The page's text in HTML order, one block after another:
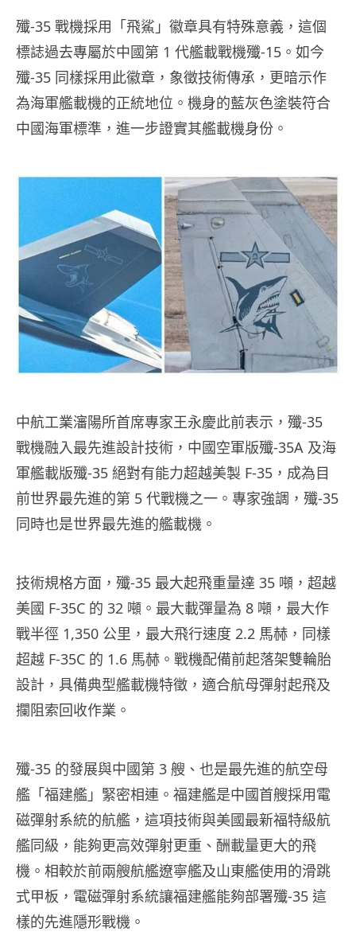
殲-35 戰機採用「飛鯊」徽章具有特殊意義，這個
標誌過去專屬於中國第 1 代艦載戰機殲-15。如今
殲-35 同樣採用此徽章，象徵技術傳承，更暗示作
為海軍艦載機的正統地位。機身的藍灰色塗裝符合
中國海軍標準，進一步證實其艦載機身份。
中航工業瀋陽所首席專家王永慶此前表示，殲-35
戰機融入最先進設計技術，中國空軍版殲-35A 及海
軍艦載版殲-35 絕對有能力超越美製 F-35，成為目
前世界最先進的第 5 代戰機之一。專家強調，殲-35
同時也是世界最先進的艦載機。
技術規格方面，殲-35 最大起飛重量達 35 噸，超越
美國 F-35C 的 32 噸。最大載彈量為 8 噸，最大作
戰半徑 1,350 公里，最大飛行速度 2.2 馬赫，同樣
超越 F-35C 的 1.6 馬赫。戰機配備前起落架雙輪胎
設計，具備典型艦載機特徵，適合航母彈射起飛及
攔阻索回收作業。
殲-35 的發展與中國第 3 艘、也是最先進的航空母
艦「福建艦」緊密相連。福建艦是中國首艘採用電
磁彈射系統的航艦，這項技術與美國最新福特級航
艦同級，能夠更高效彈射更重、酬載量更大的飛
機。相較於前兩艘航艦遼寧艦及山東艦使用的滑跳
式甲板，電磁彈射系統讓福建艦能夠部署殲-35 這
樣的先進隱形戰機。